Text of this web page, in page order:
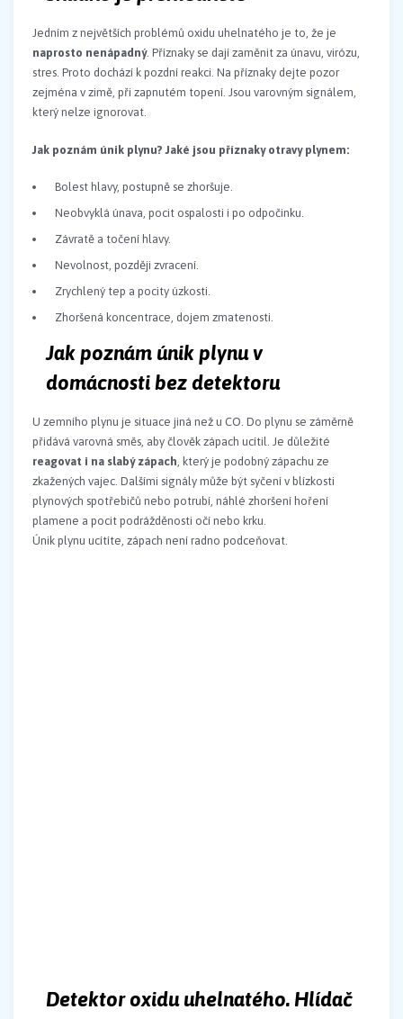
Jedním z největších problémů oxidu uhelnatého je to, že je
naprosto nenápadný. Příznaky se dají zaměnit za únavu, virózu,
stres. Proto dochází k pozdní reakci. Na příznaky dejte pozor
zejména v zimě, při zapnutém topení. Jsou varovným signálem,
který nelze ignorovat.
Jak poznám únik plynu? Jaké jsou příznaky otravy plynem:
Bolest hlavy, postupně se zhoršuje.
Neobvyklá únava, pocit ospalosti i po odpočinku.
Závratě a točení hlavy.
Nevolnost, později zvracení.
Zrychlený tep a pocity úzkosti.
Zhoršená koncentrace, dojem zmatenosti.
Jak poznám únik plynu v
domácnosti bez detektoru
U zemního plynu je situace jiná než u CO. Do plynu se záměrně
přidává varovná směs, aby člověk zápach ucítil. Je důležité
reagovat i na slabý zápach, který je podobný zápachu ze
zkažených vajec. Dalšími signály může být syčení v blízkosti
plynových spotřebičů nebo potrubí, náhlé zhoršení hoření
plamene a pocit podrážděnosti očí nebo krku.
Únik plynu ucítíte, zápach není radno podceňovat.
Detektor oxidu uhelnatého. Hlídač